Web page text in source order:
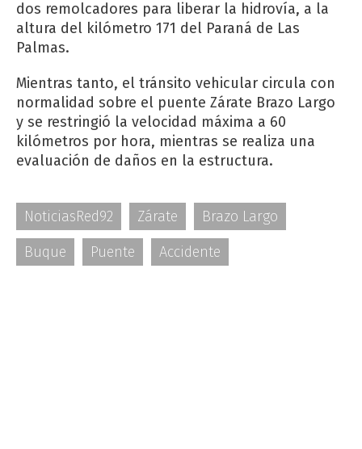
dos remolcadores para liberar la hidrovía, a la
altura del kilómetro 171 del Paraná de Las
Palmas.
Mientras tanto, el tránsito vehicular circula con
normalidad sobre el puente Zárate Brazo Largo
y se restringió la velocidad máxima a 60
kilómetros por hora, mientras se realiza una
evaluación de daños en la estructura.
NoticiasRed92 Zárate
Brazo Largo
Buque
Puente Accidente